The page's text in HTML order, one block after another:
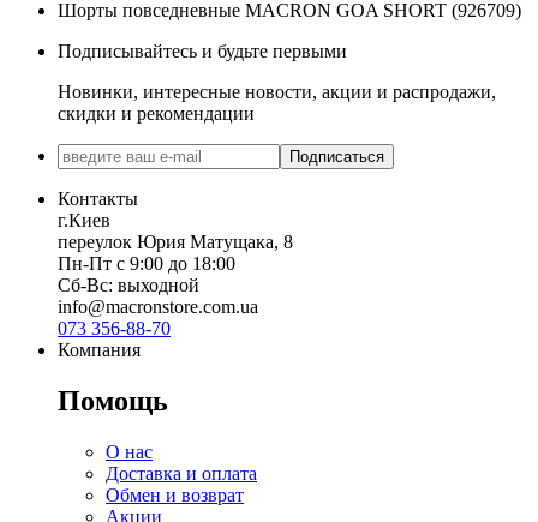
Шорты повседневные MACRON GOA SHORT (926709)
Подписывайтесь и будьте первыми
Новинки, интересные новости, акции и распродажи,
скидки и рекомендации
Подписаться
Контакты
г.Киев
переулок Юрия Матущака, 8
Пн-Пт с 9:00 до 18:00
Сб-Вс: выходной
info@macronstore.com.ua
073 356-88-70
Компания
Помощь
О нас
Доставка и оплата
Обмен и возврат
Акции